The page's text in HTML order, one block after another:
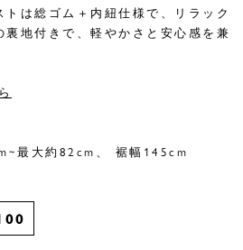
は総ゴム＋内紐仕様で、リラック
地付きで、軽やかさと安心感を兼
最大約82cm、 裾幅145cm